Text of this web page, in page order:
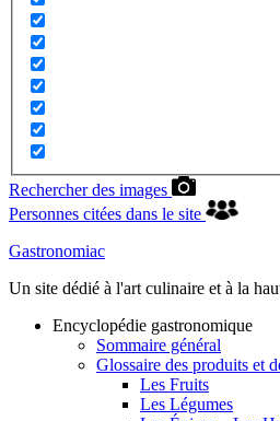
Rechercher des images
Personnes citées dans le site
Gastronomiac
Un site dédié à l'art culinaire et à la
Encyclopédie gastronomique
Sommaire général
Glossaire des produits et
Les Fruits
Les Légumes